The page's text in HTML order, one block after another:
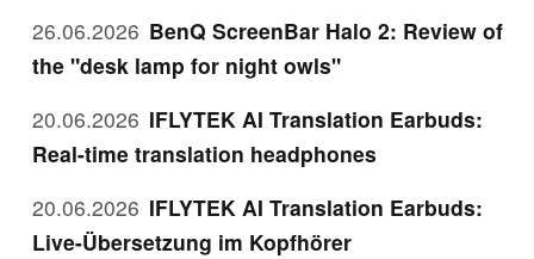
26.06.2026 BenQ ScreenBar Halo 2: Review of
the "desk lamp for night owls"
20.06.2026 IFLYTEK AI Translation Earbuds:
Real-time translation headphones
20.06.2026 IFLYTEK AI Translation Earbuds:
Live-Übersetzung im Kopfhörer